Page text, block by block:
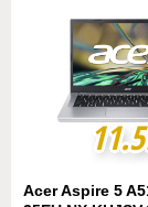
Acer Aspire 5